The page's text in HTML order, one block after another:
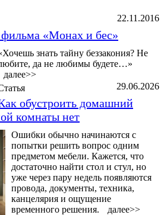
22.11.2016
фильма «Монах и бес»
знать тайну беззакония? Не
да не любимы будете…»
далее>>
29.06.2026
обустроить домашний
комнаты нет
Ошибки обычно начинаются с
попытки решить вопрос одним
предметом мебели. Кажется, что
достаточно найти стол и стул, но
уже через пару недель появляются
провода, документы, техника,
канцелярия и ощущение
временного решения.
далее>>